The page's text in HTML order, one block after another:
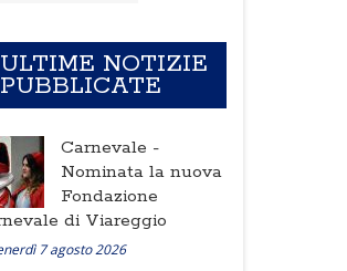
ULTIME NOTIZIE
PUBBLICATE
Carnevale -
Nominata la nuova
Fondazione
di Viareggio
7 agosto 2026